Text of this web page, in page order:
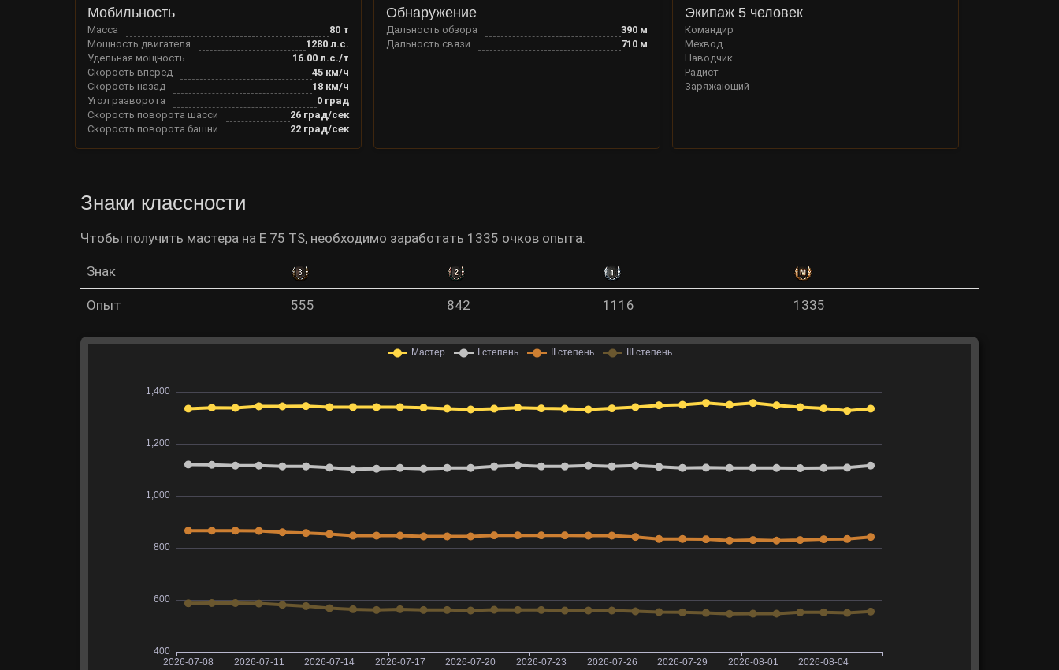
Мобильность
Масса 80т
Мощность двигателя
1280л.с.
Удельная мощность
16.00л.с./т
Скорость вперед
45км/ч
Скорость назад
18км/ч
Угол разворота
0град
Скорость поворота шасси
26град/сек
Скорость поворота башни
22град/сек
Обнаружение
Дальность обзора 390 м
Дальность связи
710 м
Экипаж 5 человек
Командир
Мехвод
Наводчик
Радист
Заряжающий
Знаки классности
Чтобы получить мастера на E 75 TS, необходимо заработать 1335 очков опыта.
Знак
Опыт 555 842 1116 1335